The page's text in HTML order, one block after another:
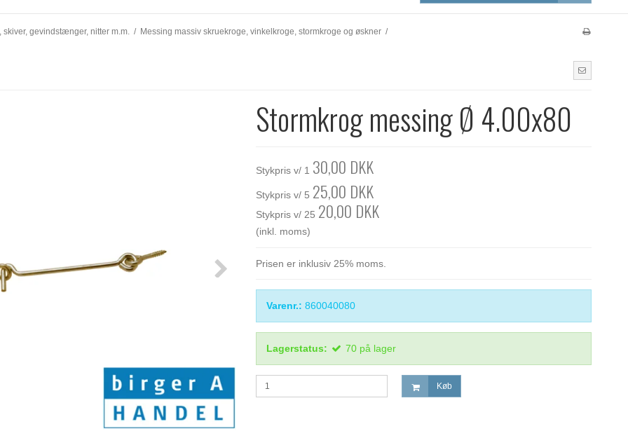
skiver, gevindstænger, nitter m.m. / Messing massiv skruekroge, vinkelkroge, stormkroge og øskner /
Stormkrog messing Ø 4.00x80
Stykpris v/ 1 30,00 DKK
Stykpris v/ 5 25,00 DKK
Stykpris v/ 25 20,00 DKK
(inkl. moms)
Prisen er inklusiv 25% moms.
Varenr.: 860040080
Lagerstatus: 70 på lager
Køb